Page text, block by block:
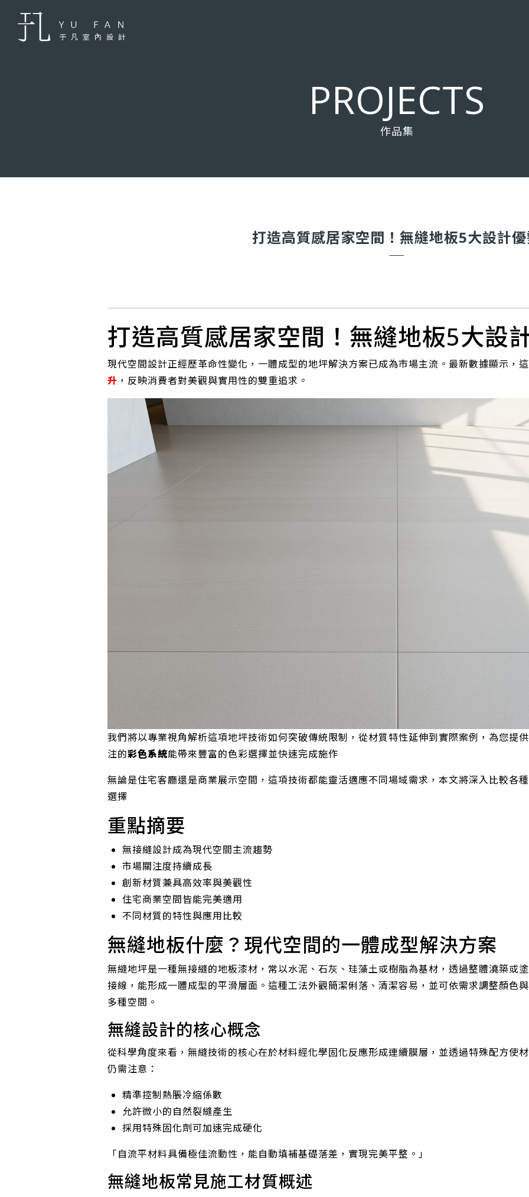
PROJECTS
作品集
打造高質感居家空間！無縫地板5大設計
打造高質感居家空間！無縫地板5大設
現代空間設計正經歷革命性變化，一體成型的地坪解決方案已成為市場主流。最新數據顯示，
升 ，反映消費者對美觀與實用性的雙重追求。
我們將以專業視角解析這項地坪技術如何突破傳統限制，從材質特性延伸到實際案例，為您提
注的彩色系統能帶來豐富的色彩選擇並快速完成施作
無論是住宅客廳還是商業展示空間，這項技術都能靈活適應不同場域需求，本文將深入比較各
選擇
重點摘要
無接縫設計成為現代空間主流趨勢
市場關注度持續成長
創新材質兼具高效率與美觀性
住宅商業空間皆能完美適用
不同材質的特性與應用比較
無縫地板什麼？現代空間的一體成型解決方案
無縫地坪是一種無接縫的地板漆材，常以水泥、石灰、珪藻土或樹脂為基材，透過整體澆築或
接線，能形成一體成型的平滑層面。這種工法外觀簡潔俐落、清潔容易，並可依需求調整顏色
多種空間。
無縫設計的核心概念
從科學角度來看，無縫技術的核心在於材料經化學固化反應形成連續膜層，並透過特殊配方使
仍需注意：
精準控制熱脹冷縮係數
允許微小的自然裂縫產生
採用特殊固化劑可加速完成硬化
「自流平材料具備極佳流動性，能自動填補基礎落差，實現完美平整。」
無縫地板常見施工材質概述